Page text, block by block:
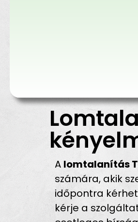
A lomtalanítás
számára, akik
időpontra
kérje a